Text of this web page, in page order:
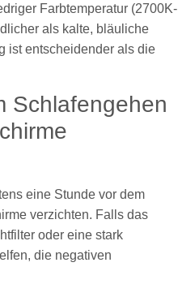
Farbtemperatur (2700K-
als kalte, bläuliche
ist entscheidender als die
Schlafengehen
eine Stunde vor dem
verzichten. Falls das
oder eine stark
die negativen